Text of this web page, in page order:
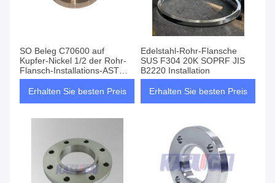
SO Beleg C70600 auf
Kupfer-Nickel 1/2 der Rohr-
Flansch-Installations-ASTM
B151“ bis 48"
Erhalten Sie besten Preis
Edelstahl-Rohr-Flansche
SUS F304 20K SOPRF JIS
B2220 Installation
Erhalten Sie besten Preis